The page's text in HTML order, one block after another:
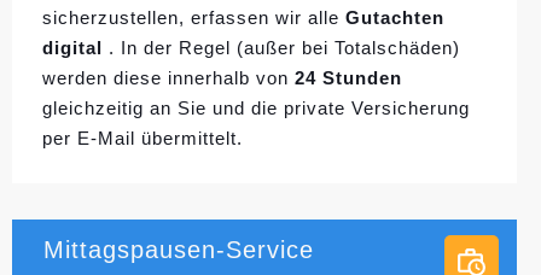
sicherzustellen, erfassen wir alle Gutachten
digital . In der Regel (außer bei Totalschäden)
werden diese innerhalb von 24 Stunden
gleichzeitig an Sie und die private Versicherung
per E-Mail übermittelt.
Mittagspausen-Service